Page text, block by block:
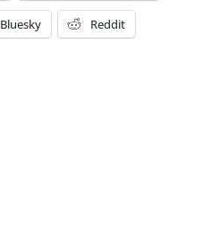
Bluesky Reddit